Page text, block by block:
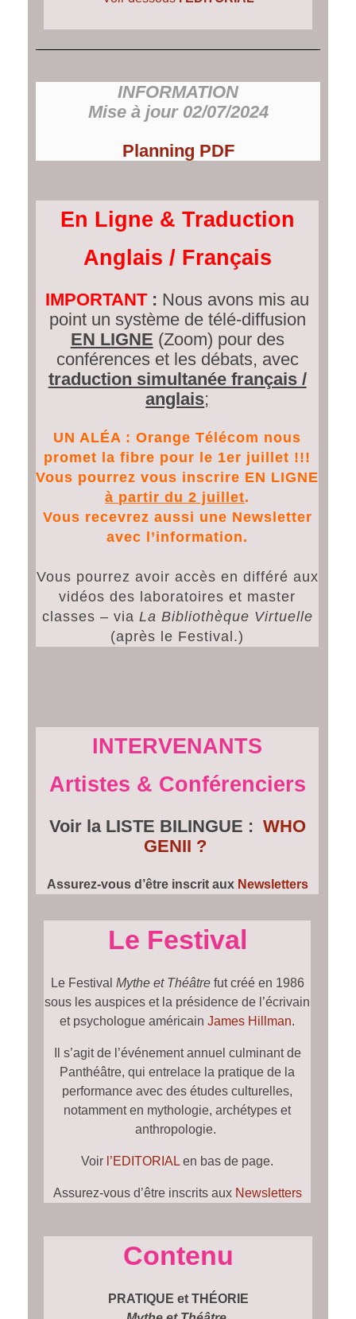
INFORMATION
Mise à jour 02/07/2024
Planning PDF
En Ligne & Traduction
Anglais / Français
IMPORTANT: Nous avons mis au
point un système de télé-diffusion
EN LIGNE (Zoom) pour des
conférences et les débats, avec
traduction simultanée français /
anglais;
UN ALÉA : Orange Télécom nous
promet la fibre pour le 1er juillet !!!
Vous pourrez vous inscrire EN LIGNE
à partir du 2 juillet.
Vous recevrez aussi une Newsletter
avec l’information.
Vous pourrez avoir accès en différé aux
vidéos des laboratoires et master
classes – via La Bibliothèque Virtuelle
(après le Festival.)
INTERVENANTS
Artistes & Conférenciers
Voir la LISTE BILINGUE : WHO
GENII ?
Assurez-vous d’être inscrit aux Newsletters
Le Festival
Le Festival Mythe et Théâtrefut créé en 1986
sous les auspices et la présidence de l’écrivain
et psychologue américainJames Hillman.
Il s’agit de l’événement annuel culminant de
Panthéâtre, qui entrelace la pratique de la
performance avec des études culturelles,
notamment en mythologie, archétypes et
anthropologie.
Voir l’EDITORIAL en bas de page.
Assurez-vous d’être inscrits aux Newsletters
Contenu
PRATIQUE et THÉORIE